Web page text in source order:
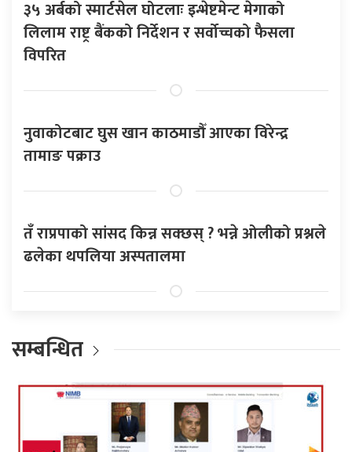
३५ अर्बको स्मार्टसेल घोटलाः इन्भेष्टमेन्ट मेगाको
लिलाम राष्ट्र बैंकको निर्देशन र सर्वोच्चको फैसला
विपरित
नुवाकोटबाट घुस खान काठमाडौँ आएका विरेन्द्र
तामाङ पक्राउ
तँ राप्रपाको सांसद किन्न सक्छस् ? भन्ने ओलीको प्रश्नले
ढलेका थपलिया अस्पतालमा
सम्बन्धित